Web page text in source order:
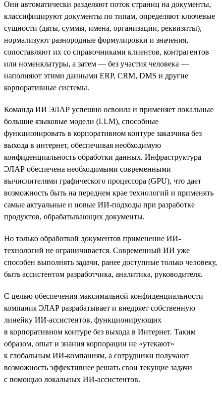
Они автоматически разделяют поток страниц на документы,
классифицируют документы по типам, определяют ключевые
сущности (даты, суммы, имена, организации, реквизиты),
нормализуют разнородные формулировки и значения,
сопоставляют их со справочниками клиентов, контрагентов
или номенклатуры, а затем — без участия человека —
наполняют этими данными ERP, CRM, DMS и другие
корпоративные системы.
Команда ИИ ЭЛАР успешно освоила и применяет локальные
большие языковые модели (LLM), способные
функционировать в корпоративном контуре заказчика без
выхода в интернет, обеспечивая необходимую
конфиденциальность обработки данных. Инфраструктура
ЭЛАР обеспечена необходимыми современными
вычислителями графического процессора (GPU), что дает
возможность быть на переднем крае технологий и применять
самые актуальные и новые ИИ-подходы при разработке
продуктов, обрабатывающих документы.
Но только обработкой документов применение ИИ-
технологий не ограничивается. Современный ИИ уже
способен выполнять задачи, ранее доступные только человеку,
быть ассистентом разработчика, аналитика, руководителя.
С целью обеспечения максимальной конфиденциальности
компания ЭЛАР разрабатывает и внедряет собственную
линейку ИИ-ассистентов, функционирующих
в корпоративном контуре без выхода в Интернет. Таким
образом, опыт и знания корпорации не «утекают»
к глобальным ИИ-компаниям, а сотрудники получают
возможность эффективнее решать свои текущие задачи
с помощью локальных ИИ-ассистентов.